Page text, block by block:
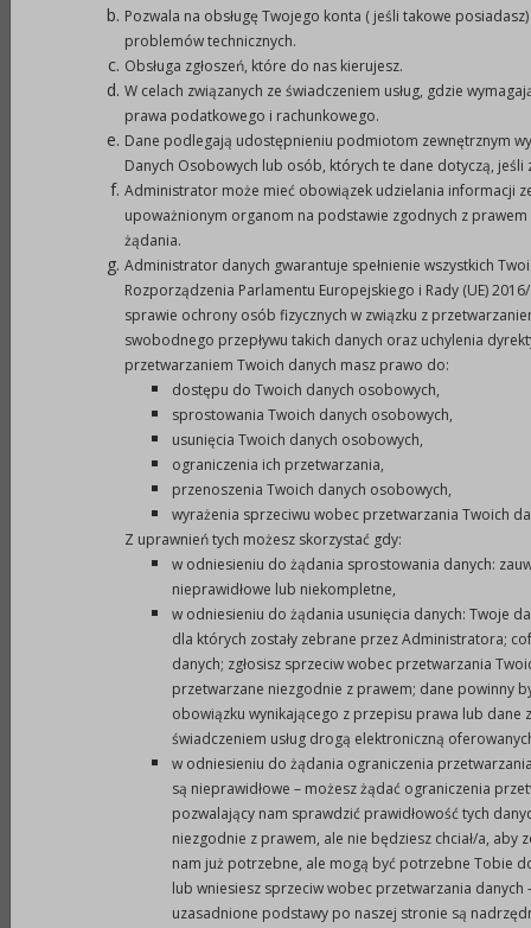
do komisji konkursowej dwóch przedstawicieli
organizacji pozarządowych lub podmiotów
wymienionych w art. 3 ust. 3 ustawy z dnia 24
kwietnia 2003 r. o działalności pożytku
publicznego i o wolontariacie (Dz. U. z 2020 r. poz.
1057 z późn. zm.), z listy kandydatów na członków
komisji konkursowych. Udział w pracach komisji
konkursowej jest nieodpłatny i za udział w
posiedzeniu jej członkom nie przysługuje zwrot
kosztów dojazdu.
Wymagania stawiane kandydatom.
W skład komisji konkursowych mogą wchodzić
osoby wskazane przez organizacje pozarządowe
lub podmioty wymienione w art. 3 ust. 3 ustawy z
dnia 24 kwietnia 2003 r. o działalności pożytku
publicznego i o wolontariacie (Dz. U. z 2020 r. poz.
1057 z późn. zm.), którzy spełniają łącznie
następujące kryteria:
1) są obywatelami RP i korzystają w pełni z
praw publicznych;
2) są wskazane przez organizacje
pozarządowe lub podmioty wymienione w art. 3
ust. 3 ustawy z dnia 24 kwietnia 2003 r. o
działalności pożytku publicznego i o
wolontariacie ( Dz. U. z 2020 r. poz. 1057 z późn.
zm.), lecz nie reprezentują w/w organizacji lub
podmiotów, podczas ich udziału w konkursie;
3) posiadają wiedzę w przedmiocie zadań
Pozwala na obsługę Twojego konta ( jeśli takowe
problemów technicznych.
Obsługa zgłoszeń, które do nas kierujesz.
W celach związanych ze świadczeniem usług, gdzie
prawa podatkowego i rachunkowego.
Dane podlegają udostępnieniu podmiotom zewnętrznym
Danych Osobowych lub osób, których te dane dotyczą,
Administrator może mieć obowiązek udzielania informacji
upoważnionym organom na podstawie zgodnych z prawem
żądania.
Administrator danych gwarantuje spełnienie wszystkich
Rozporządzenia Parlamentu Europejskiego i Rady (UE)
sprawie ochrony osób fizycznych w związku z
swobodnego przepływu takich danych oraz uchylenia
przetwarzaniem Twoich danych masz prawo do:
dostępu do Twoich danych osobowych,
sprostowania Twoich danych osobowych,
usunięcia Twoich danych osobowych,
ograniczenia ich przetwarzania,
przenoszenia Twoich danych osobowych,
wyrażenia sprzeciwu wobec przetwarzania Twoich
Z uprawnień tych możesz skorzystać gdy:
w odniesieniu do żądania sprostowania danych:
nieprawidłowe lub niekompletne,
w odniesieniu do żądania usunięcia danych: Twoje
dla których zostały zebrane przez Administratora;
danych; zgłosisz sprzeciw wobec przetwarzania
przetwarzane niezgodnie z prawem; dane powinny
obowiązku wynikającego z przepisu prawa lub dane
świadczeniem usług drogą elektroniczną
w odniesieniu do żądania ograniczenia
są nieprawidłowe – możesz żądać ograniczenia
pozwalający nam sprawdzić prawidłowość tych
niezgodnie z prawem, ale nie będziesz chciał/a, aby
nam już potrzebne, ale mogą być potrzebne Tobie
lub wniesiesz sprzeciw wobec przetwarzania danych
uzasadnione podstawy po naszej stronie są